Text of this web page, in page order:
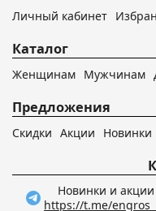
Личный кабинет
Каталог
Женщинам Мужчинам
Предложения
Скидки Акции Новинки
Новинки и акции
https://t.me/